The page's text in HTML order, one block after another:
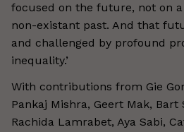
focused on the future, not on
non-existant past. And that
and challenged by profound
inequality.’
With contributions from Gie
Pankaj Mishra, Geert Mak, Bart
Rachida Lamrabet, Aya Sabi,